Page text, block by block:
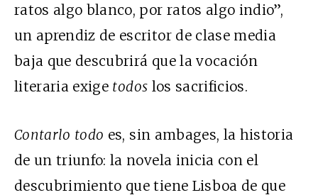
ratos algo blanco, por ratos algo indio”,
un aprendiz de escritor de clase media
baja que descubrirá que la vocación
literaria exige todos los sacrificios.
Contarlo todo es, sin ambages, la historia
de un triunfo: la novela inicia con el
descubrimiento que tiene Lisboa de que